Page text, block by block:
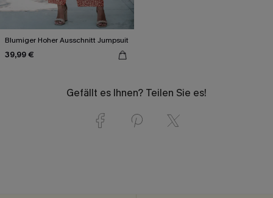
Blumiger Hoher Ausschnitt Jumpsuit
39,99 €
Gefällt es Ihnen? Teilen Sie es!